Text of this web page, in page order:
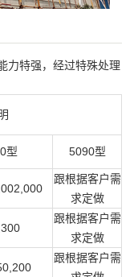
力特强，经过特殊处理
型 5090型
跟根据客户需
求定做
跟根据客户需
求定做
跟根据客户需